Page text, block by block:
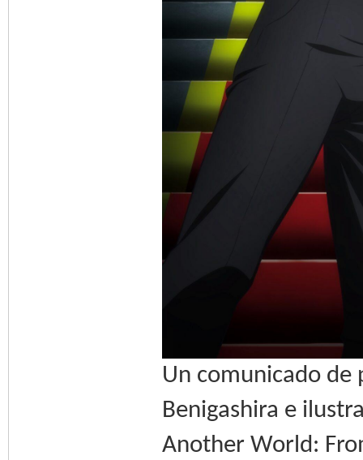
Un comunicado de
Benigashira e
Another World: